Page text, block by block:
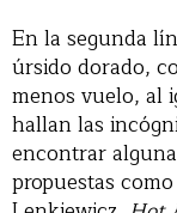
En la segunda
úrsido dorado,
menos vuelo, al
hallan las
encontrar
propuestas